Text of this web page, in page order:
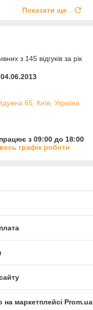
Показати ще
з 145 відгуків за рік
65, Київ, Україна
з 09:00 до 18:00
графік роботи
на маркетплейсі Prom.ua